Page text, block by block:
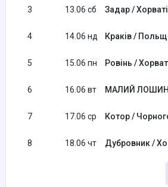
3 13.06 сб Задар /
4 14.06 нд Краків /
5 15.06 пн Ровінь /
6 16.06 вт МАЛИЙ
7 17.06 ср Котор /
8 18.06 чт Дубровник /